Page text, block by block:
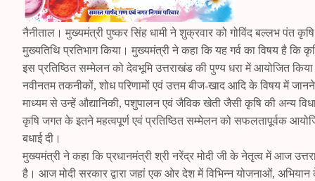
नैनीताल। मुख्यमंत्री पुष्कर सिंह धामी ने शुक्रवार को गोविंद बल्लभ पंत कृषि
मुख्यतिथि प्रतिभाग किया। मुख्यमंत्री ने कहा कि यह गर्व का विषय है
इस प्रतिष्ठित सम्मेलन को देवभूमि उत्तराखंड की पुण्य धरा में आयोजित
नवीनतम तकनीकों, शोध परिणामों एवं उत्तम बीज-खाद आदि के विषय में
माध्यम से उन्हें औद्यानिकी, पशुपालन एवं जैविक खेती जैसी कृषि की अन्य
कृषि जगत के इतने महत्वपूर्ण एवं प्रतिष्ठित सम्मेलन को सफलतापूर्वक
बधाई दी।
मुख्यमंत्री ने कहा कि प्रधानमंत्री श्री नरेंद्र मोदी जी के नेतृत्व में आज
है। आज मोदी सरकार द्वारा जहां एक ओर देश में विभिन्न योजनाओं,